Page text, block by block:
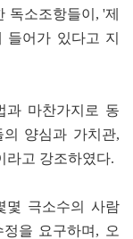
독소조항들이, '제
들어가 있다고 지
과 마찬가지로 동
양심과 가치관,
라고 강조하였다.
몇 극소수의 사람
을 요구하며, 오